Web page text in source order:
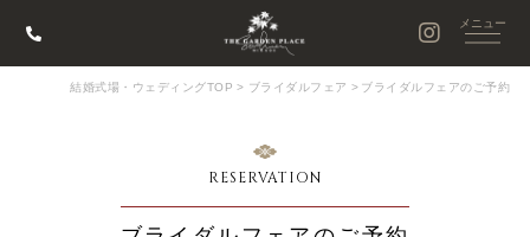
結婚式場・ウェディングTOP > ブライダルフェア > ブライダルフェアのご予約
RESERVATION